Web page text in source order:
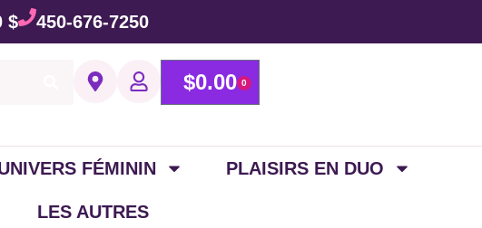
$ 450-676-7250
$0.00 0
FÉMININ PLAISIRS EN DUO
LES AUTRES